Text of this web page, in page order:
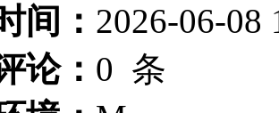
间： 2026-06-08
论： 0 条